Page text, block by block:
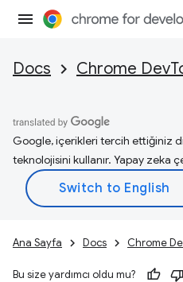
Docs Chrome
Google, içerikleri tercih ettiğiniz
teknolojisini kullanır. Yapay zeka
Ana Sayfa Docs Chrome
Bu size yardımcı oldu mu?